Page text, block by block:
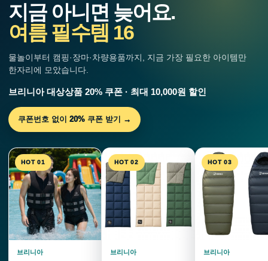
지금 아니면 늦어요.
여름 필수템 16
물놀이부터 캠핑·장마·차량용품까지, 지금 가장 필요한 아이템만
한자리에 모았습니다.
브리니아 대상상품 20% 쿠폰 · 최대 10,000원 할인
쿠폰번호 없이 20% 쿠폰 받기 →
HOT 01
브리니아
HOT 02
브리니아
HOT 03
브리니아